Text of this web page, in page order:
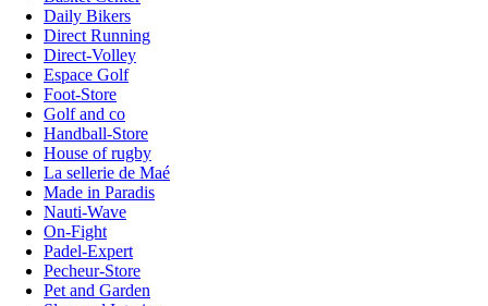
Daily Bikers
Direct Running
Direct-Volley
Espace Golf
Foot-Store
Golf and co
Handball-Store
House of rugby
La sellerie de Maé
Made in Paradis
Nauti-Wave
On-Fight
Padel-Expert
Pecheur-Store
Pet and Garden